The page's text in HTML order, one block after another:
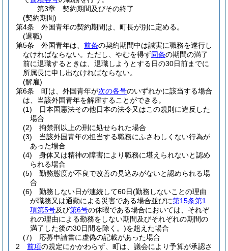
第3章
契約期間及びその終了
(契約期間)
第4条
外国青年の契約期間は、町長が別に定める。
(退職)
第5条
外国青年は、 前条の契約期間中は誠実に職務を遂行し
なければならない。 ただし、やむを得ず同条の期間の満了
前に退職するときは、退職しようとする日の30日前までに
所属長に申し出なければならない。
(解雇)
第6条
町は、外国青年が次の各号のいずれかに該当する場合
は、当該外国青年を解雇することができる。
(1)
日本国憲法その他日本の法令又はこの規則に違反した
場合
(2)
拘禁刑以上の刑に処せられた場合
(3)
当該外国青年の担当する職務にふさわしくない行為が
あった場合
(4)
身体又は精神の障害により職務に堪えられないと認め
られる場合
(5)
勤務態度が不良で改善の見込みがないと認められる場
合
(6)
勤務しない日が連続して60日(勤務しないことの理由
が職務又は通勤による災害である場合並びに第15条第1
項第5号及び第6号の休暇である場合においては、それぞ
れの理由による勤務をしない期間及びそれぞれの期間の
満了した後の30日間を除く。)を超えた場合
(7)
応募申請書に虚偽の記載があった場合
2
前項の規定にかかわらず、町は、議会により予算が承認さ